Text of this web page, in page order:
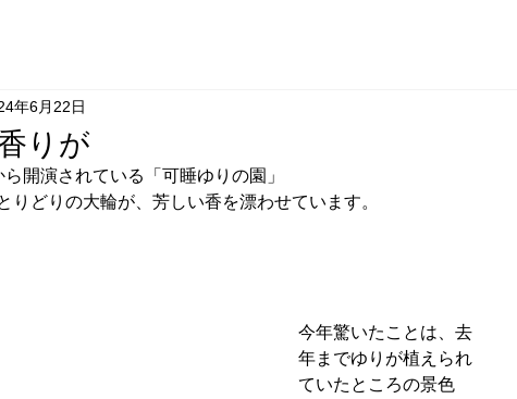
りが
年6月22日
開演されている「可睡ゆりの園」
りどりの大輪が、芳しい香を漂わせています。
今年驚いたことは、去
年までゆりが植えられ
ていたところの景色